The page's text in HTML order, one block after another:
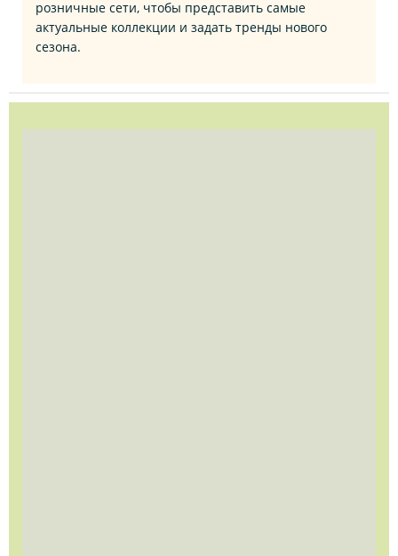
розничные сети, чтобы представить самые
актуальные коллекции и задать тренды нового
сезона.